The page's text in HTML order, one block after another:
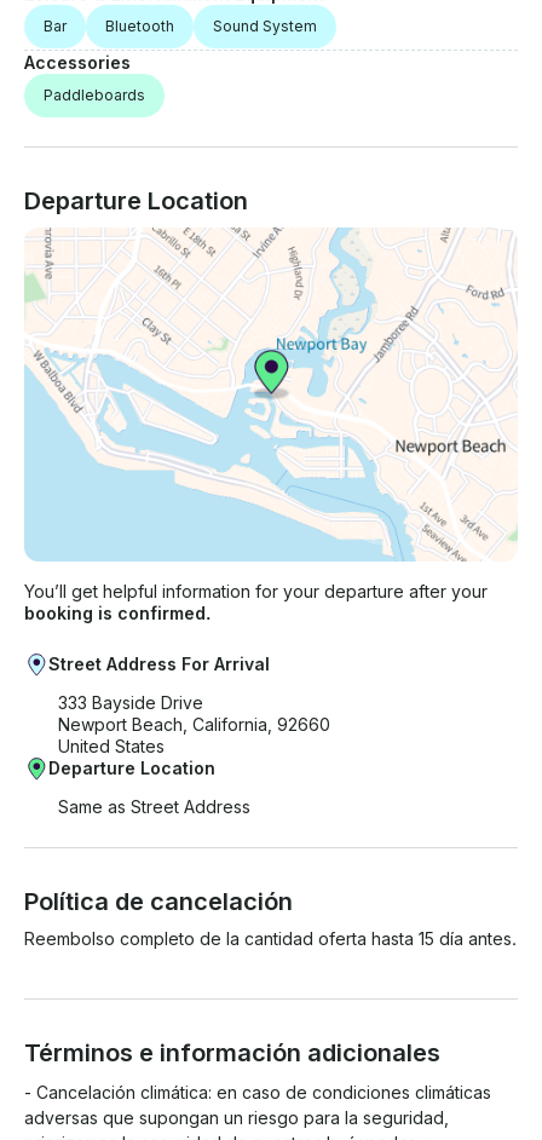
Bar Bluetooth Sound System
Accessories
Paddleboards
Departure Location
You’ll get helpful information for your departure after your
booking is confirmed.
Street Address For Arrival
333 Bayside Drive
Newport Beach, California, 92660
United States
Departure Location
Same as Street Address
Política de cancelación
Reembolso completo de la cantidad oferta hasta 15 día antes.
Términos e información adicionales
- Cancelación climática: en caso de condiciones climáticas
adversas que supongan un riesgo para la seguridad,